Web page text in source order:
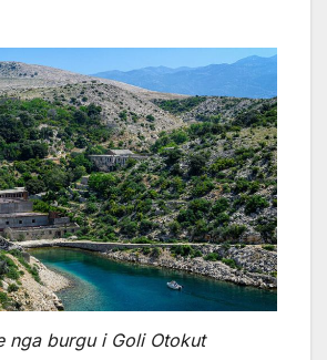
nga burgu i Goli Otokut